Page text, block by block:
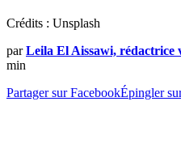
Crédits : Unsplash
par Leila El Aissawi, rédactrice
min
Partager sur FacebookÉpingler